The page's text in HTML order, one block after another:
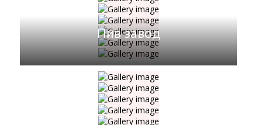
Пив завод